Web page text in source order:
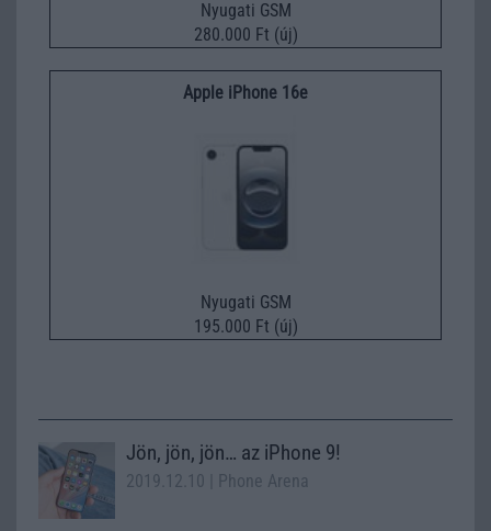
Nyugati GSM
280.000 Ft (új)
Apple iPhone 16e
Nyugati GSM
195.000 Ft (új)
Jön, jön, jön… az iPhone 9!
2019.12.10 | Phone Arena